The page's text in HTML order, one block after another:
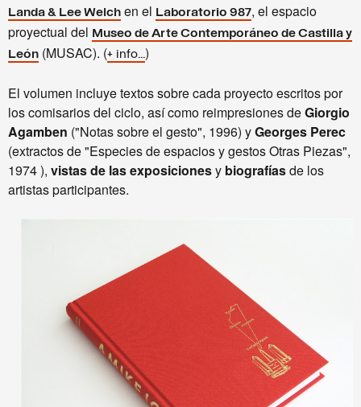
Landa & Lee Welch en el Laboratorio 987, el espacio
proyectual del Museo de Arte Contemporáneo de Castilla y
León (MUSAC). (+ info...)
El volumen incluye textos sobre cada proyecto escritos por
los comisarios del ciclo, así como reimpresiones deGiorgio
Agamben ("Notas sobre el gesto", 1996) yGeorges Perec
(extractos de "Especies de espacios y gestos Otras Piezas",
1974 ), vistas de las exposicionesy biografíasde los
artistas participantes.